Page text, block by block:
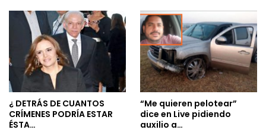
¿ DETRÁS DE CUANTOS
CRÍMENES PODRÍA ESTAR
ÉSTA…
“Me quieren pelotear”
dice en Live pidiendo
auxilio a…